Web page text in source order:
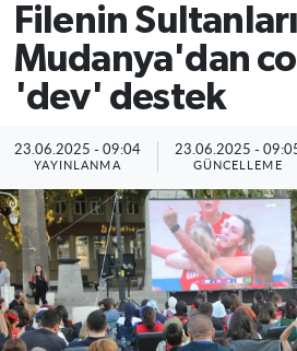
Filenin
Mudanya'dan
'dev' destek
23.06.2025 - 09:04
YAYINLANMA
23.06.2025 -
GÜNCELLEME
Turgutlu
Salihli
Saruhanlı
Soma
Resmi İlanlar
Manisa Trafik Yoğunluk
Süper Lig Puan Durumu ve
Tüm Manşetler
Son Dakika Haberleri
Haber Arşivi